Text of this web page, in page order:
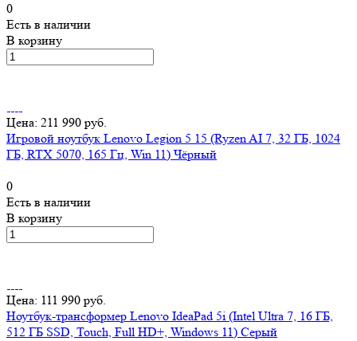
0
Есть в наличии
В корзину
Цена: 211 990 руб.
Игровой ноутбук Lenovo Legion 5 15 (Ryzen AI 7, 32 ГБ, 1024
ГБ, RTX 5070, 165 Гц, Win 11) Чёрный
0
Есть в наличии
В корзину
Цена: 111 990 руб.
Ноутбук-трансформер Lenovo IdeaPad 5i (Intel Ultra 7, 16 ГБ,
512 ГБ SSD, Touch, Full HD+, Windows 11) Серый